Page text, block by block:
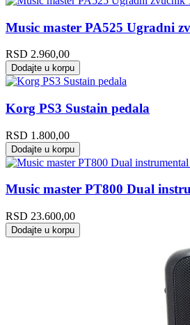
Music master PA525 Ugradni
RSD 2.960,00
Dodajte u korpu
Korg PS3 Sustain pedala
RSD 1.800,00
Dodajte u korpu
Music master PT800 Dual
RSD 23.600,00
Dodajte u korpu